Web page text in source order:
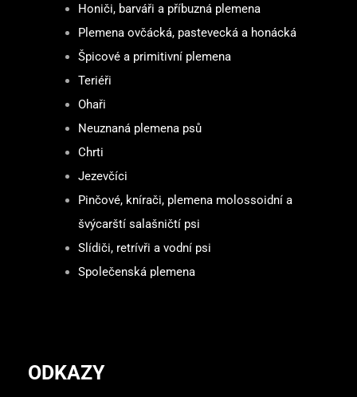
Honiči, barváři a příbuzná plemena
Plemena ovčácká, pastevecká a honácká
Špicové a primitivní plemena
Teriéři
Ohaři
Neuznaná plemena psů
Chrti
Jezevčíci
Pinčové, knírači, plemena molossoidní a
švýcarští salašničtí psi
Slídiči, retrívři a vodní psi
Společenská plemena
ODKAZY